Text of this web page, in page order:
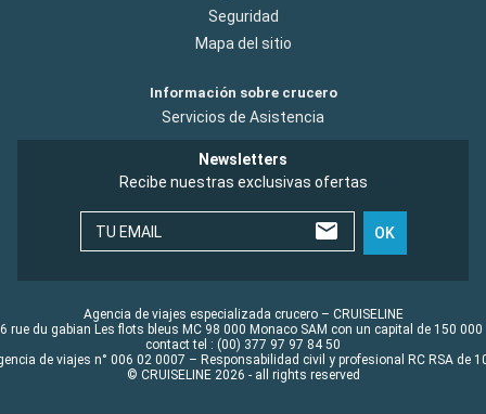
Seguridad
Mapa del sitio
Información sobre crucero
Servicios de Asistencia
Newsletters
Recibe nuestras exclusivas ofertas
TU EMAIL OK
Agencia de viajes especializada crucero – CRUISELINE
rue du gabian Les flots bleus MC 98 000 Monaco SAM con un capital de 150 000
contact tel : (00) 377 97 97 84 50
de viajes n° 006 02 0007 – Responsabilidad civil y profesional RC RSA de
© CRUISELINE 2026 - all rights reserved